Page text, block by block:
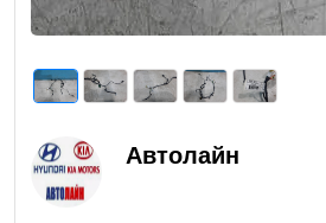
Автолайн